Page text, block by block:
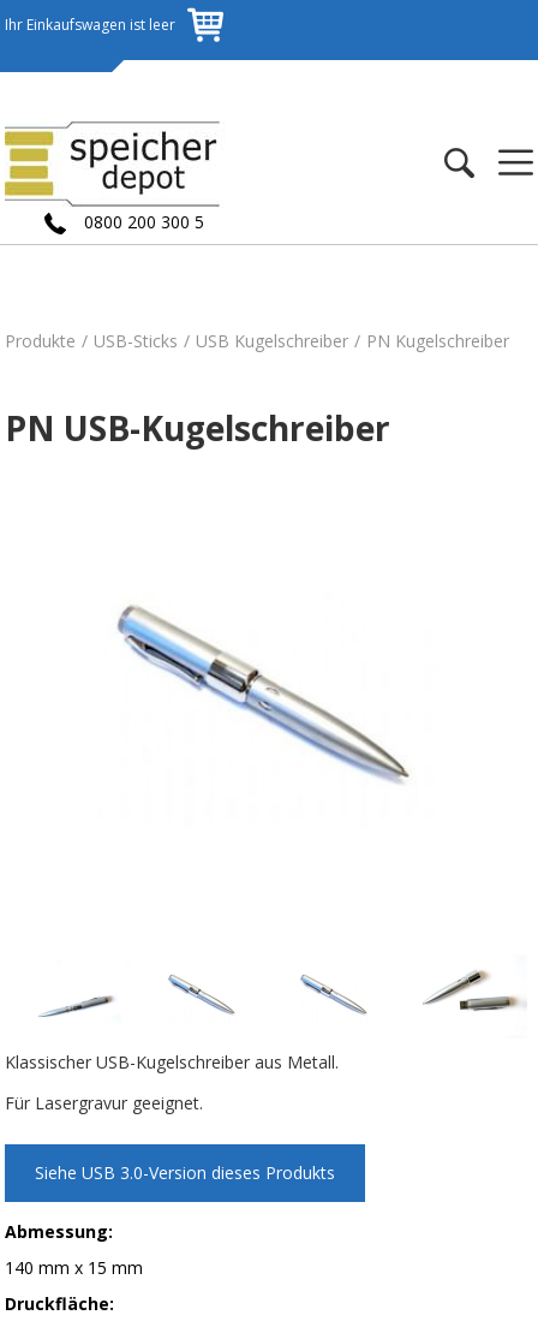
0800 200 300 5
Ihr Einkaufswagen ist leer
Produkte USB-Sticks USB Kugelschreiber PN Kugelschreiber
PN USB-Kugelschreiber
Klassischer USB-Kugelschreiber aus Metall.
Für Lasergravur geeignet.
Siehe USB 3.0-Version dieses Produkts
Abmessung:
140 mm x 15 mm
Druckfläche: